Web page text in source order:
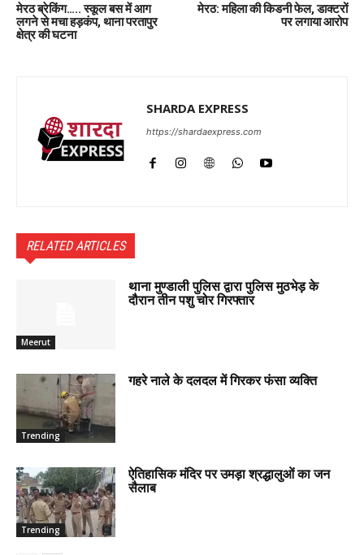
मेरठ ब्रेकिंग….. स्कूल बस में आग
लगने से मचा हड़कंप, थाना परतापुर
क्षेत्र की घटना
मेरठ: महिला की किडनी फेल, डाक्टरों
पर लगाया आरोप
SHARDA EXPRESS
https://shardaexpress.com
RELATED ARTICLES
Meerut
थाना मुण्डाली पुलिस द्वारा पुलिस मुठभेड़ के
दौरान तीन पशु चोर गिरफ्तार
Trending
गहरे नाले के दलदल में गिरकर फंसा व्यक्ति
Trending
ऐतिहासिक मंदिर पर उमड़ा श्रद्धालुओं का जन
सैलाब